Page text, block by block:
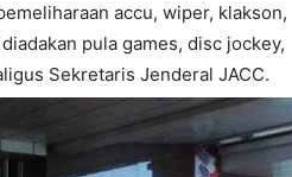
accu, wiper, klakson,
pula games, disc jockey,
Sekretaris Jenderal JACC.